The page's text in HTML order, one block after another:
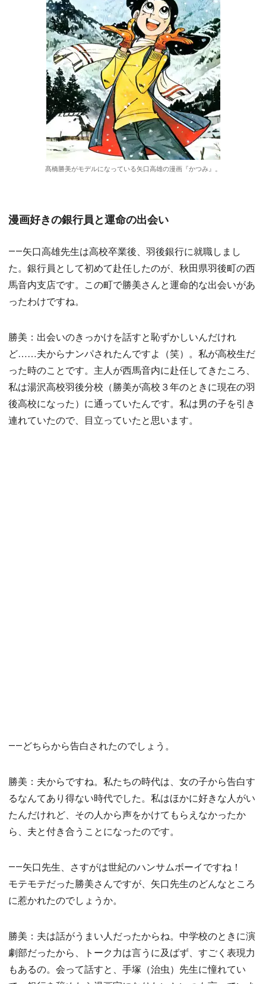
髙橋勝美がモデルになっている矢口高雄の漫画『かつみ』。
漫画好きの銀行員と運命の出会い
――矢口高雄先生は高校卒業後、羽後銀行に就職しまし
た。銀行員として初めて赴任したのが、秋田県羽後町の西
馬音内支店です。この町で勝美さんと運命的な出会いがあ
ったわけですね。
勝美：出会いのきっかけを話すと恥ずかしいんだけれ
ど……夫からナンパされたんですよ（笑）。私が高校生だ
った時のことです。主人が西馬音内に赴任してきたころ、
私は湯沢高校羽後分校（勝美が高校３年のときに現在の羽
後高校になった）に通っていたんです。私は男の子を引き
連れていたので、目立っていたと思います。
――どちらから告白されたのでしょう。
勝美：夫からですね。私たちの時代は、女の子から告白す
るなんてあり得ない時代でした。私はほかに好きな人がい
たんだけれど、その人から声をかけてもらえなかったか
ら、夫と付き合うことになったのです。
――矢口先生、さすがは世紀のハンサムボーイですね！
モテモテだった勝美さんですが、矢口先生のどんなところ
に惹かれたのでしょうか。
勝美：夫は話がうまい人だったからね。中学校のときに演
劇部だったから、トーク力は言うに及ばず、すごく表現力
もあるの。会って話すと、手塚（治虫）先生に憧れてい